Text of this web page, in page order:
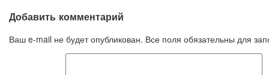
Добавить комментарий
Ваш e-mail не будет опубликован. Все поля обязательны для